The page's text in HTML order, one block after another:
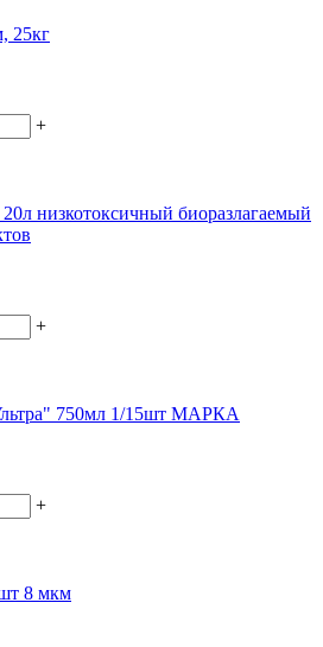
25кг
+
низкотоксичный биоразлагаемый
+
750мл 1/15шт МАРКА
+
8 мкм